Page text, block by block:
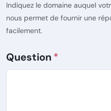
Indiquez le domaine auquel
nous permet de fournir une
facilement.
Question